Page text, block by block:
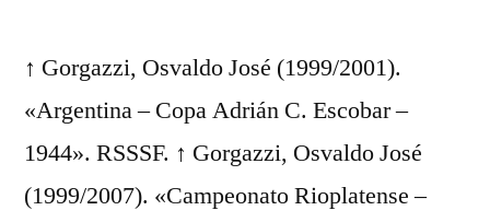
↑ Gorgazzi, Osvaldo José (1999/2001).
«Argentina – Copa Adrián C. Escobar –
1944». RSSSF. ↑ Gorgazzi, Osvaldo José
(1999/2007). «Campeonato Rioplatense –